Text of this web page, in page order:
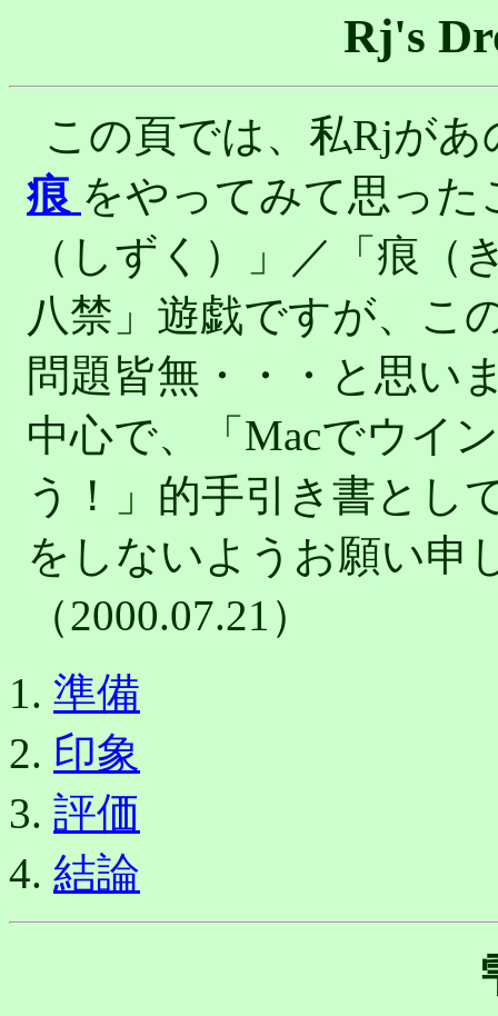
Rj's
この頁では、私Rjが
痕 をやってみて思っ
（しずく）」／「痕（
八禁」遊戯ですが、こ
問題皆無・・・と思い
中心で、「Macでウイ
う！」的手引き書とし
をしないようお願い申
（2000.07.21）
準備
印象
評価
結論